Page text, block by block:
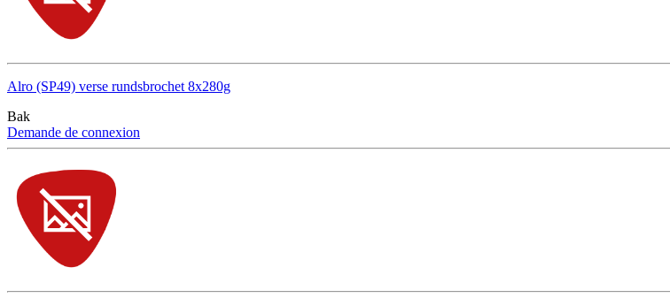
Alro (SP49) verse rundsbrochet 8x280g
Bak
Demande de connexion